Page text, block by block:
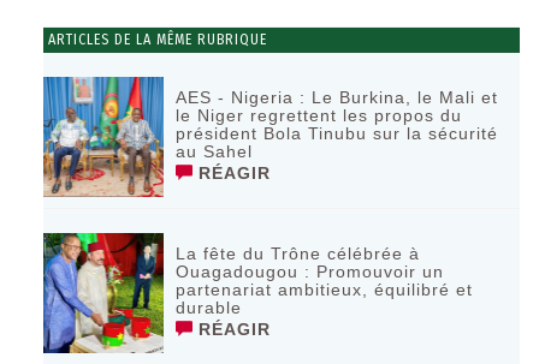
ARTICLES DE LA MÊME RUBRIQUE
AES - Nigeria : Le Burkina, le Mali et
le Niger regrettent les propos du
président Bola Tinubu sur la sécurité
au Sahel
RÉAGIR
La fête du Trône célébrée à
Ouagadougou : Promouvoir un
partenariat ambitieux, équilibré et
durable
RÉAGIR